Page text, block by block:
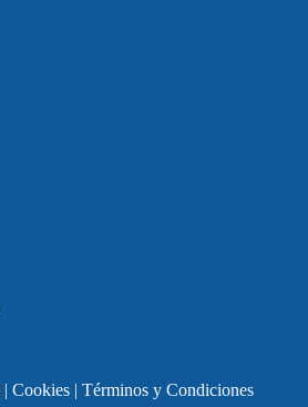
| Cookies| Términos y Condiciones